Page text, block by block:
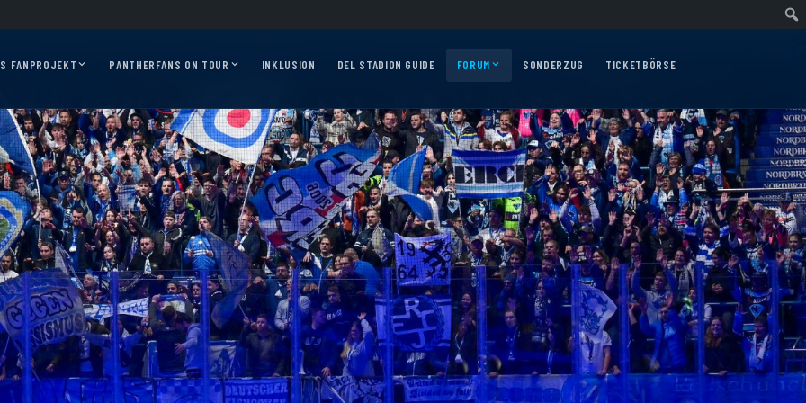
FANPROJEKT PANTHERFANS ON TOUR INKLUSION DEL STADION GUIDE FORUM SONDERZUG TICKETBÖRSE
27?